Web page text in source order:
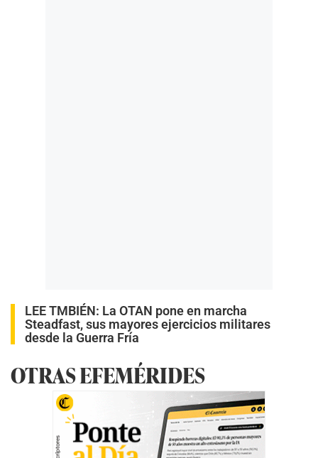
LEE TMBIÉN: La OTAN pone en marcha
Steadfast, sus mayores ejercicios militares
desde la Guerra Fría
OTRAS EFEMÉRIDES